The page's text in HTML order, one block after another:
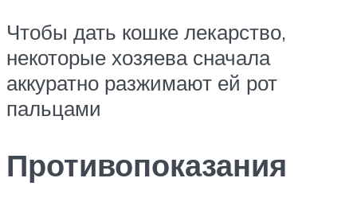
Чтобы дать кошке лекарство,
некоторые хозяева сначала
аккуратно разжимают ей рот
пальцами
Противопоказания